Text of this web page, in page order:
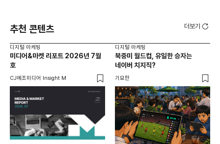
추천 콘텐츠 더보기
디지털 마케팅
미디어&마켓 리포트 2026년 7월
호
CJ메조미디어 Insight M
디지털 마케팅
북중미 월드컵, 유일한 승자는
네이버 치지직?
기묘한